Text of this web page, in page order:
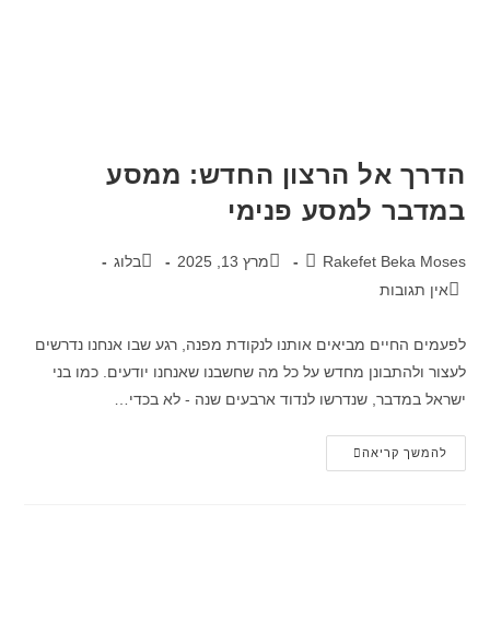
הדרך אל הרצון החדש: ממסע
במדבר למסע פנימי
Rakefet Beka Moses מרץ 13, 2025
בלוג
אין תגובות
לפעמים החיים מביאים אותנו לנקודת מפנה, רגע שבו אנחנו נדרשים
לעצור ולהתבונן מחדש על כל מה שחשבנו שאנחנו יודעים. כמו בני
ישראל במדבר, שנדרשו לנדוד ארבעים שנה - לא בכדי…
להמשך קריאה